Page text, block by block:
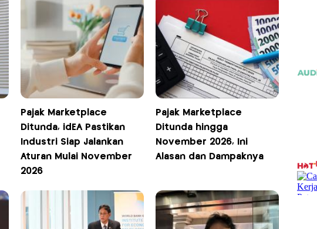
Pajak Marketplace
Ditunda, idEA Pastikan
Industri Siap Jalankan
Aturan Mulai November
2026
Pajak Marketplace
Ditunda hingga
November 2026, Ini
Alasan dan Dampaknya